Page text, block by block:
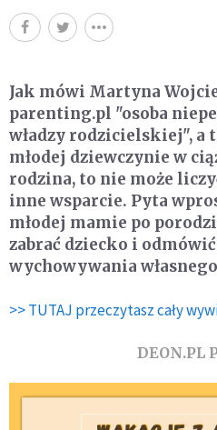
Jak mówi Martyna
parenting.pl "osoba
władzy rodzicielskiej", a
młodej dziewczynie w
rodzina, to nie może
inne wsparcie. Pyta
młodej mamie po
zabrać dziecko i
wychowywania
>> TUTAJ przeczytasz cały
DEON.PL